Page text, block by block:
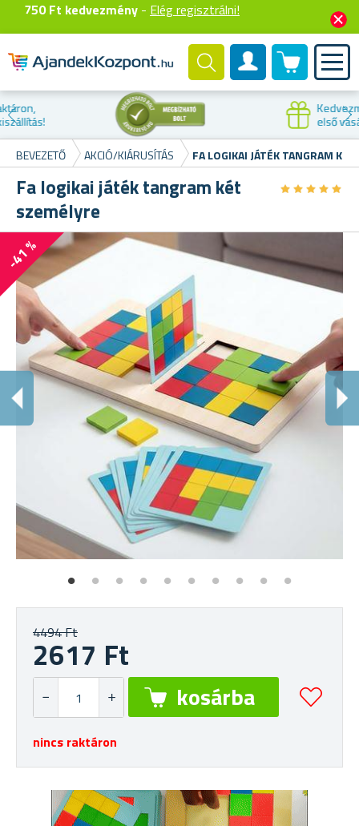
750 Ft kedvezmény - Elég regisztrálni!
Felhasználók fiók
0 termék
Kedvezmény az
első vásárláskor
BEVEZETŐ AKCIÓ/KIÁRUSÍTÁS FA LOGIKAI JÁTÉK TANGRAM
Fa logikai játék tangram két
személyre
★★★★★
★★★★★
-41 %
4494 Ft
2617 Ft
nincs raktáron